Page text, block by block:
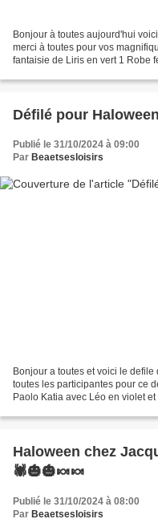
Bonjour à toutes aujourd'hui
merci à toutes pour vos
fantaisie de Liris en vert 1 Robe
Défilé pour
Publié le 31/10/2024 à 09:00
Par Beaetsesloisirs
Bonjour a toutes et voici le
toutes les participantes pour ce
Paolo Katia avec Léo en violet
Haloween chez
🕷🎃🎃🍬🍬
Publié le 31/10/2024 à 08:00
Par Beaetsesloisirs